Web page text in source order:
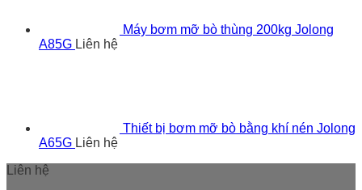
Máy bơm mỡ bò thùng 200kg Jolong
A85G Liên hệ
Thiết bị bơm mỡ bò bằng khí nén Jolong
A65G Liên hệ
Liên hệ